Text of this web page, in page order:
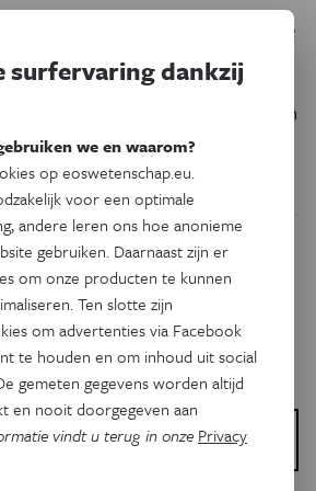
de populatie bijen en hommels. De
boeren hun gewassen besproeien,
recent onderzoek blijkt dat bijen en
kwetsbaar zijn omdat ze pesticiden
kunnen proeven.
Hanne Vermeulen
Dit is een artikel van:
Wetenschap Uitgedokterd
surfervaring dankzij
we en waarom?
op eoswetenschap.eu.
voor een optimale
andere leren ons hoe anonieme
gebruiken. Daarnaast zijn er
om onze producten te kunnen
Ten slotte zijn
om advertenties via Facebook
te houden en om inhoud uit social
gemeten gegevens worden altijd
en nooit doorgegeven aan
vindt u terug in onze Privacy